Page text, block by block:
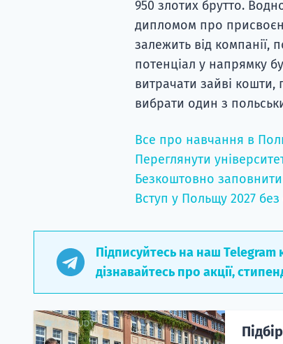
950 злотих брутто.
дипломом про
залежить від компанії,
потенціал у напрямку
витрачати зайві кошти,
вибрати один з
Все про навчання в
Переглянути
Безкоштовно
Вступ у Польщу 2027
Підписуйтесь на наш
дізнавайтесь про акції,